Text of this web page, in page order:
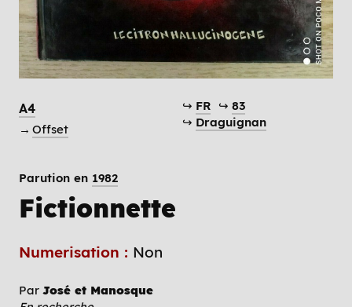
A4
→ Offset
↪ FR ↪ 83
↪ Draguignan
Parution en 1982
Fictionnette
Numerisation : Non
Par José et Manosque